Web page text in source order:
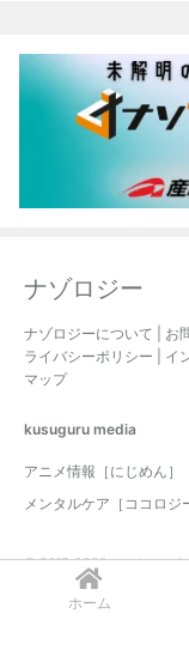
ホーム
ナゾロジー
ナゾロジーについて お
ライバシーポリシー
イ
マップ
kusuguru media
アニメ情報［にじめん］
メンタルケア［ココロジ
© 2017-2026 nazology. all